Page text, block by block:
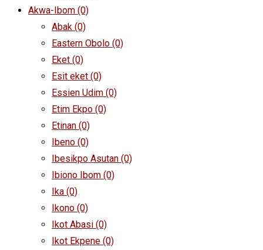
Akwa-Ibom (0)
Abak (0)
Eastern Obolo (0)
Eket (0)
Esit eket (0)
Essien Udim (0)
Etim Ekpo (0)
Etinan (0)
Ibeno (0)
Ibesikpo Asutan (0)
Ibiono Ibom (0)
Ika (0)
Ikono (0)
Ikot Abasi (0)
Ikot Ekpene (0)